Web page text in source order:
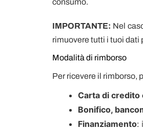
consumo.
IMPORTANTE: Nel
rimuovere tutti i tuoi dati
Modalità di rimborso
Per ricevere il rimborso,
Carta di credito
Bonifico,
Finanziamento: